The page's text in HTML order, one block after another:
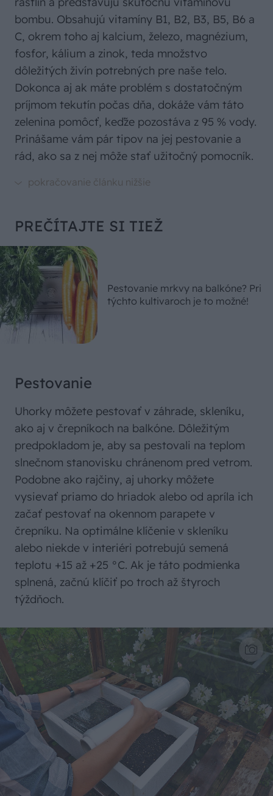
bombu. Obsahujú vitamíny B1, B2, B3, B5, B6 a
C, okrem toho aj kalcium, železo, magnézium,
fosfor, kálium a zinok, teda množstvo
dôležitých živín potrebných pre naše telo.
Dokonca aj ak máte problém s dostatočným
príjmom tekutín počas dňa, dokáže vám táto
zelenina pomôcť, keďže pozostáva z 95 % vody.
Prinášame vám pár tipov na jej pestovanie a
rád, ako sa z nej môže stať užitočný pomocník.
PREČÍTAJTE SI TIEŽ
Pestovanie mrkvy na balkóne? Pri
týchto kultivaroch je to možné!
Pestovanie
Uhorky môžete pestovať v záhrade, skleníku,
ako aj v črepníkoch na balkóne. Dôležitým
predpokladom je, aby sa pestovali na teplom
slnečnom stanovisku chránenom pred vetrom.
Podobne ako rajčiny, aj uhorky môžete
vysievať priamo do hriadok alebo od apríla ich
začať pestovať na okennom parapete v
črepníku. Na optimálne klíčenie v skleníku
alebo niekde v interiéri potrebujú semená
teplotu +15 až +25 °C. Ak je táto podmienka
splnená, začnú klíčiť po troch až štyroch
týždňoch.